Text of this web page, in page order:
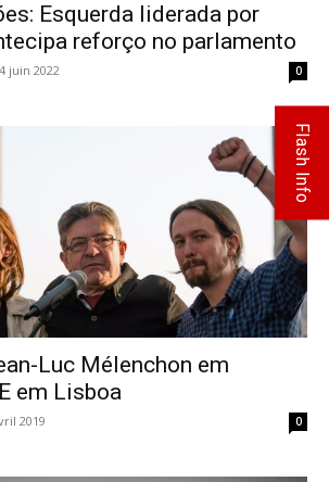
Esquerda liderada por
reforço no parlamento
4 juin 2022 0
Luc Mélenchon em
em Lisboa
2019 0
Flash Info